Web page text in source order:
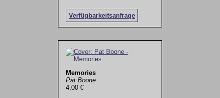
Verfügbarkeitsanfrage
Memories
Pat Boone
4,00 €